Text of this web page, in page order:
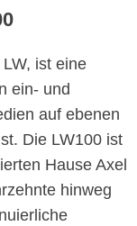
ist eine
ein- und
auf ebenen
Die LW100 ist
Hause Axel
hinweg